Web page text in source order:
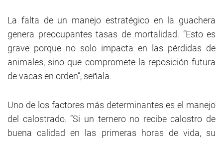
La falta de un manejo estratégico en la guachera
genera preocupantes tasas de mortalidad. “Esto es
grave porque no solo impacta en las pérdidas de
animales, sino que compromete la reposición futura
de vacas en orden”, señala.
Uno de los factores más determinantes es el manejo
del calostrado. “Si un ternero no recibe calostro de
buena calidad en las primeras horas de vida, su